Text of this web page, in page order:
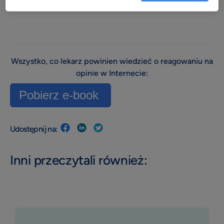
Dla placówek medycznych
Aktualizacja profilu placówki
profil placówki
Szkolenia online
Wszystko, co lekarz powinien wiedzieć o reagowaniu na
opinie w Internecie:
Pobierz e-book
Udostępnij na:
Inni przeczytali również: